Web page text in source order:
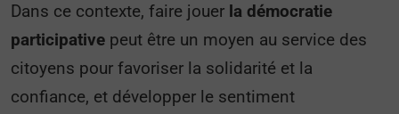
Dans ce contexte, faire jouer la démocratie
participative peut être un moyen au service des
citoyens pour favoriser la solidarité et la
confiance, et développer le sentiment